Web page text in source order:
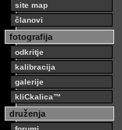
site map
članovi
fotografija
odkritje
kalibracija
galerije
kliCkalica™
druženja